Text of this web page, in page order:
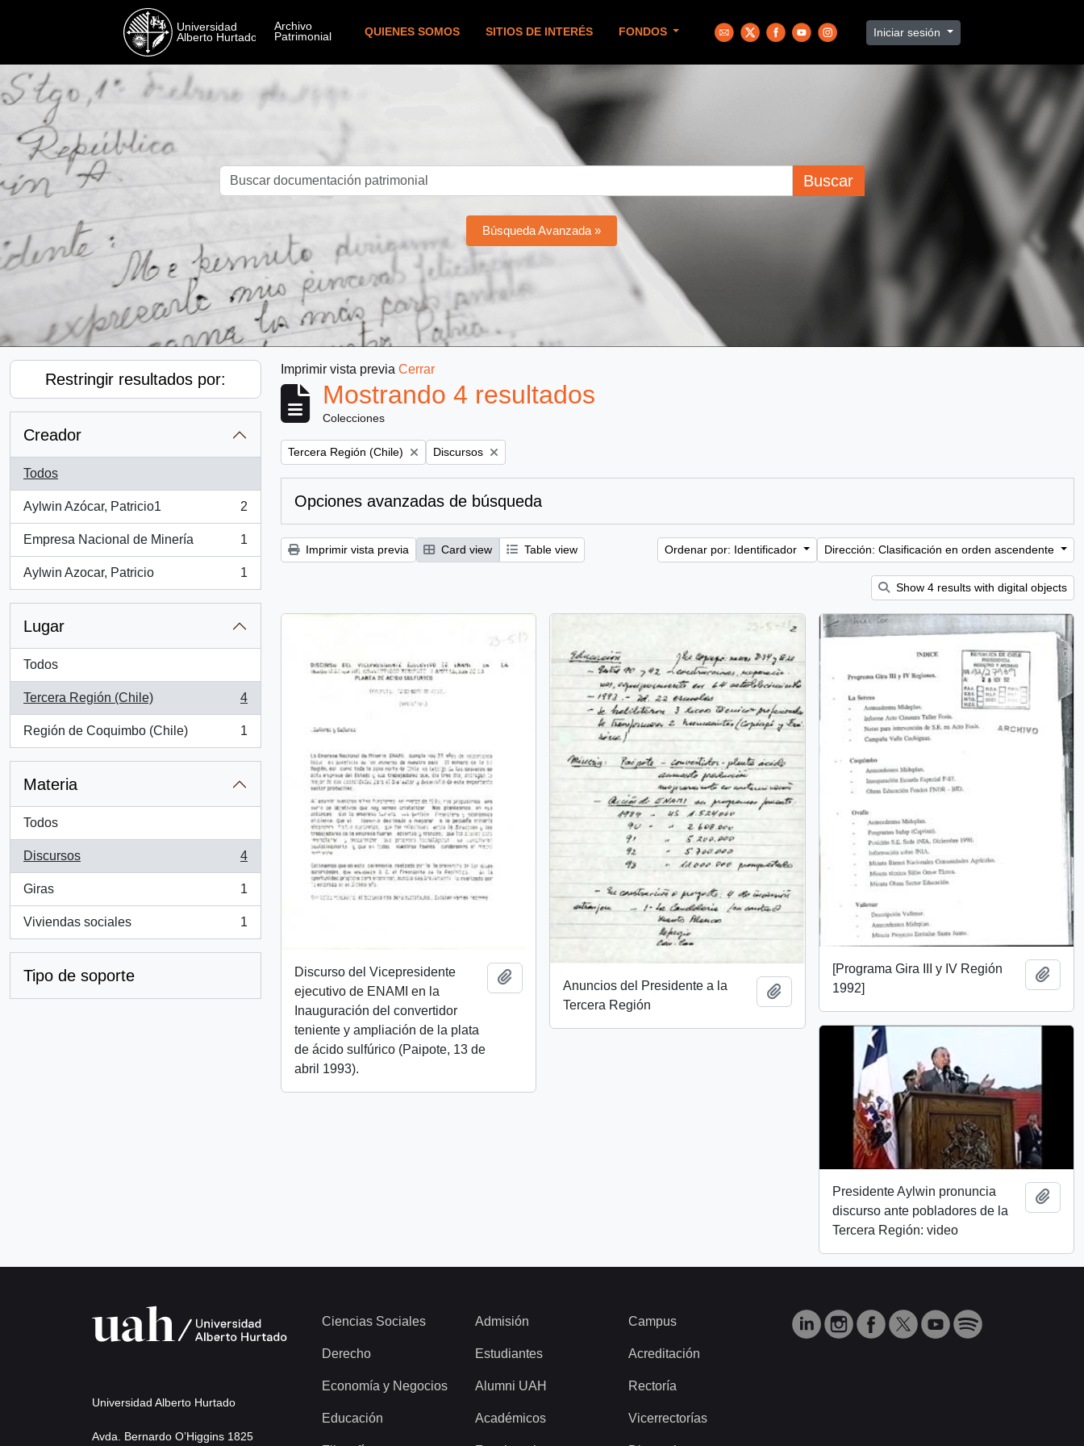
QUIENES SOMOS SITIOS DE INTERÉS FONDOS Iniciar sesión
Buscar
Búsqueda Avanzada »
Restringir resultados por:
Creador
Todos
Aylwin Azócar, Patricio1
, 2 resultados
2
Empresa Nacional de Minería
, 1 resultados
1
Aylwin Azocar, Patricio
, 1 resultados
1
Lugar
Todos
Tercera Región (Chile)
, 4 resultados
4
Región de Coquimbo (Chile)
, 1 resultados
1
Materia
Todos
Discursos
, 4 resultados
4
Giras
, 1 resultados
1
Viviendas sociales
, 1 resultados
1
Tipo de soporte
Imprimir vista previa Cerrar
Mostrando 4 resultados
Colecciones
Remove filter:
Tercera Región (Chile) Remove filter:
Discursos
Opciones avanzadas de búsqueda
Imprimir vista previa Card view Table view Ordenar por: Identificador Dirección: Clasificación en orden ascendente
Show 4 results with digital objects
Discurso del Vicepresidente
ejecutivo de ENAMI en la
Inauguración del convertidor
teniente y ampliación de la plata
de ácido sulfúrico (Paipote, 13 de
abril 1993).
Anuncios del Presidente a la
Tercera Región
Añadir al portapapeles
[Programa Gira III y IV Región
1992]
Presidente Aylwin pronuncia
discurso ante pobladores de la
Tercera Región: video
Universidad Alberto Hurtado
Avda. Bernardo O’Higgins 1825
Ciencias Sociales
Derecho
Economía y Negocios
Educación
Admisión
Estudiantes
Alumni UAH
Académicos
Campus
Acreditación
Rectoría
Vicerrectorías